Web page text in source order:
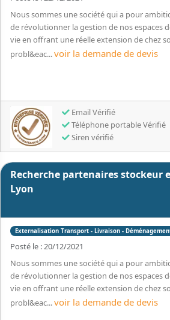
Nous sommes une société qui a pour
de révolutionner la gestion de nos espaces
vie en offrant une réelle extension de chez
probl&eac...voir la demande de devis
Email Vérifié
Téléphone portable Vérifié
Siren vérifié
Recherche partenaires stockeur
Lyon
Externalisation Transport - Livraison -
Posté le : 20/12/2021
Nous sommes une société qui a pour
de révolutionner la gestion de nos espaces
vie en offrant une réelle extension de chez
probl&eac...voir la demande de devis